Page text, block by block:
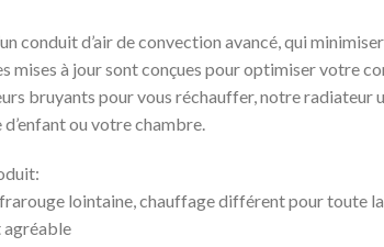
conduit d’air de convection avancé, qui
mises à jour sont conçues pour optimiser votre
bruyants pour vous réchauffer, notre
ou votre chambre.
lointaine, chauffage différent pour toute